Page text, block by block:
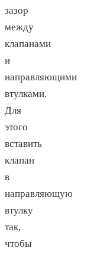
зазор
между
клапанами
и
направляющими
втулками.
Для
этого
вставить
клапан
в
направляющую
втулку
так,
чтобы